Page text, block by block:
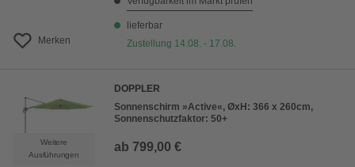
Merken
lieferbar
Zustellung 14.08. - 17.08.
Weitere
Ausführungen
DOPPLER
Sonnenschirm »Active«, ØxH: 366 x 260cm,
Sonnenschutzfaktor: 50+
ab 799,00 €